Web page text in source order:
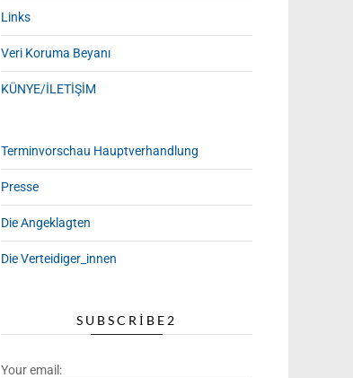
Links
Veri Koruma Beyanı
KÜNYE/İLETİŞİM
Terminvorschau Hauptverhandlung
Presse
Die Angeklagten
Die Verteidiger_innen
SUBSCRIBE2
Your email: